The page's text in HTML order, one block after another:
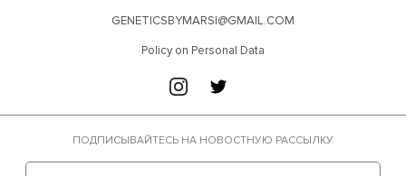
GENETICSBYMARSI@GMAIL.COM
Policy on Personal Data
ПОДПИСЫВАЙТЕСЬ НА НОВОСТНУЮ РАССЫЛКУ